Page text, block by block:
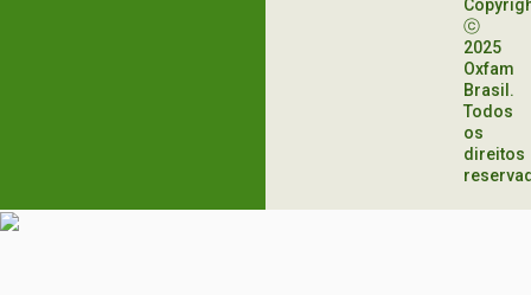
ⓒ
2025
Oxfam
Brasil.
Todos
os
direitos